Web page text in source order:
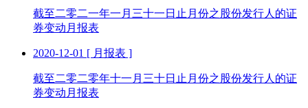
截至二零二一年一月三十一日止月份之股份发行人的证
券变动月报表
2020-12-01 [ 月报表 ]
截至二零二零年十一月三十日止月份之股份发行人的证
券变动月报表